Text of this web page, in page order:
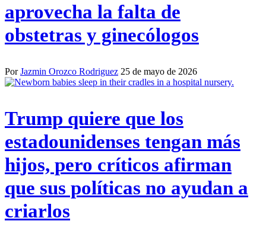
aprovecha la falta de
obstetras y ginecólogos
PorJazmin Orozco Rodriguez 25 de mayo de 2026
Trump quiere que los
estadounidenses tengan más
hijos, pero críticos afirman
que sus políticas no ayudan a
criarlos